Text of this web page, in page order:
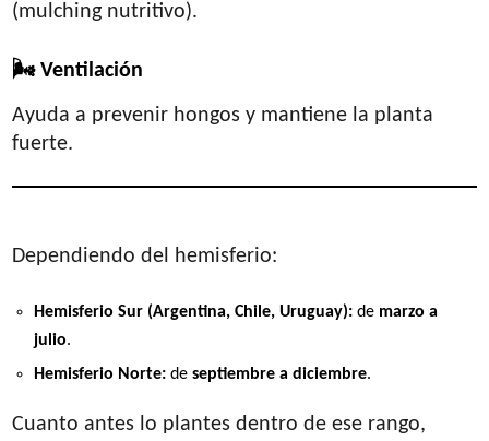
(mulching nutritivo).
🌬Ventilación
Ayuda a prevenir hongos y mantiene la planta
fuerte.
Dependiendo del hemisferio:
Hemisferio Sur (Argentina, Chile, Uruguay): de marzo a
julio.
Hemisferio Norte: deseptiembre a diciembre.
Cuanto antes lo plantes dentro de ese rango,